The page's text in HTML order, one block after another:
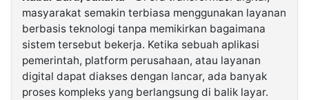
Kabarbaru.co
2026
masyarakat semakin terbiasa menggunakan layanan
berbasis teknologi tanpa memikirkan bagaimana
sistem tersebut bekerja. Ketika sebuah aplikasi
pemerintah, platform perusahaan, atau layanan
digital dapat diakses dengan lancar, ada banyak
proses kompleks yang berlangsung di balik layar.